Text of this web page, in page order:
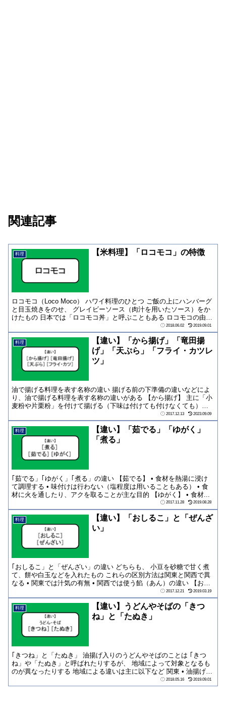
関連記事
料理 【米料理】「ロコモコ」の特徴
ロコモコ（Loco Moco） ハワイ料理のひとつ ご飯の上にハンバーグ
と目玉焼きをのせ、 グレイビーソース（肉汁を用いたソース）をか
けたもの 日本では「ロコモコ丼」と呼ぶこともある ロコモコの由来
2018.06.02 2019.09.01
料理
【違い】「から揚げ」「竜田揚
げ」「天ぷら」「フライ・カツレ
ツ」
油で揚げる料理を表す名称の違い 揚げる前の下準備の違いなどによ
り、油で揚げる料理を表す名称の違いがある 【から揚げ】 主に「小
麦粉や片栗粉」を付けて揚げる（下味は付けても付けなくても）
2017.12.13 2023.09.09
料理
【違い】「茹でる」「ゆがく」
「煮る」
｢茹でる」｢ゆがく」｢煮る」の違い 【茹でる】 • 食材を熱湯に浸け
て調理する • 味付けは行わない（塩程度は用いることもある） • 食
材に火を通したり、アクを取ることが主な目的 【ゆがく】 • 食材...
2017.11.28 2019.08.28
料理
【違い】「おしるこ」と「ぜんざ
い」
｢おしるこ」と「ぜんざい」の違い どちらも、 小豆を砂糖で甘く煮
て、餅や白玉などを入れたもの これらの区別方法は関東と関西で異
なる • 関東では汁気の有無 • 関西では使う餡（あん）の違い 【おし
2017.12.21 2019.03.19
料理
【違い】うどんやそばの「きつ
ね」と「たぬき」
｢きつね」と「たぬき」 油揚げ入りのうどんやそばのことは ｢きつ
ね」や「たぬき」と呼ばれたりするが、 地域によって対象となるも
のが異なったりする 地域による違いは主に以下など 関東 • 油揚げ
2018.05.16 2019.09.01